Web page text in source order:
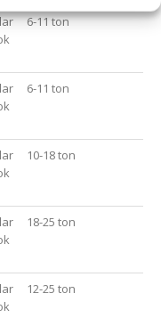
6-11 ton
6-11 ton
10-18 ton
18-25 ton
12-25 ton